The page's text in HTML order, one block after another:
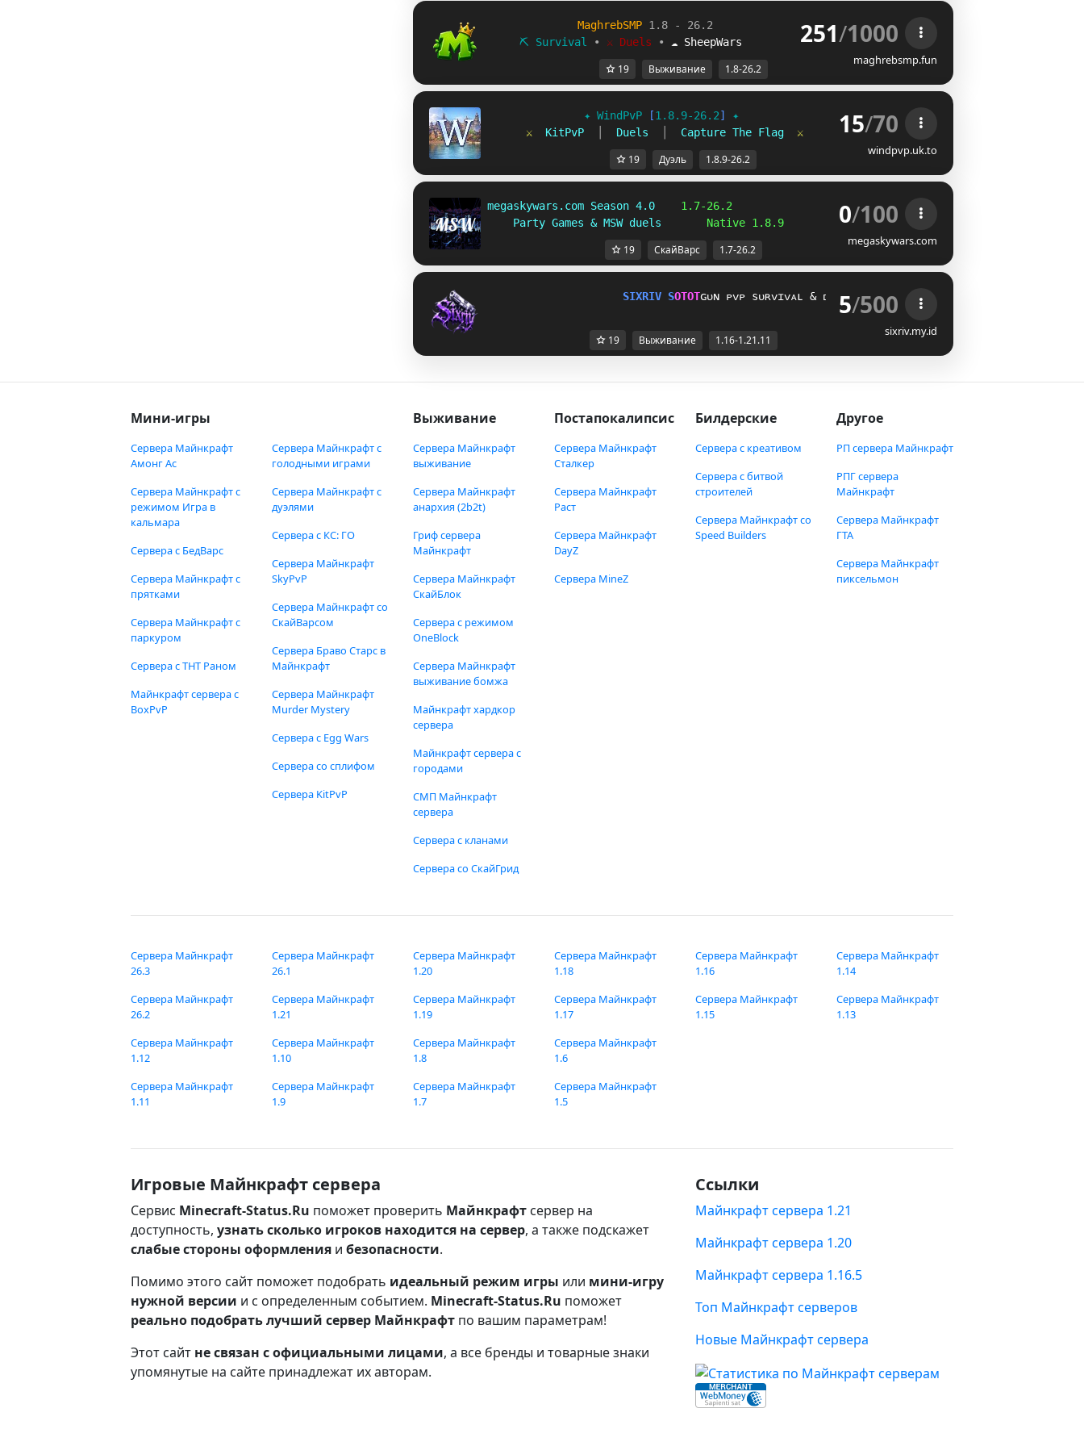
MaghrebSMP 1.8 - 26.2
⛏ Survival
∙ ⚔ Duels ∙ ☁ SheepWars 251/1000
maghrebsmp.fun
19 Выживание 1.8-26.2
✦ WindPvP [1.8.9-26.2] ✦
⚔ KitPvP Duels Capture The Flag ⚔ 15/70
windpvp.uk.to
19 Дуэль 1.8.9-26.2
megaskywars.com Season 4.0
1.7-26.2
Party Games & MSW duels Native 1.8.9 0/100
megaskywars.com
19 СкайВарс 1.7-26.2
SIXRIV SOTOTɢᴜɴ ᴘᴠᴘ sᴜʀᴠɪᴠᴀʟ & ᴅᴜᴇʟ[1.21.11 - 1.16]
5/500
sixriv.my.id
19 Выживание 1.16-1.21.11
Мини-игры
Сервера Майнкрафт
Амонг Ас
Сервера Майнкрафт с
режимом Игра в
кальмара
Сервера с БедВарс
Сервера Майнкрафт с
прятками
Сервера Майнкрафт с
паркуром
Сервера с ТНТ Раном
Майнкрафт сервера с
BoxPvP
Сервера Майнкрафт с
голодными играми
Сервера Майнкрафт с
дуэлями
Сервера с КС: ГО
Сервера Майнкрафт
SkyPvP
Сервера Майнкрафт со
СкайВарсом
Сервера Браво Старс в
Майнкрафт
Сервера Майнкрафт
Murder Mystery
Сервера с Egg Wars
Сервера со сплифом
Сервера KitPvP
Выживание
Сервера Майнкрафт
выживание
Сервера Майнкрафт
анархия (2b2t)
Гриф сервера
Майнкрафт
Сервера Майнкрафт
СкайБлок
Сервера с режимом
OneBlock
Сервера Майнкрафт
выживание бомжа
Майнкрафт хардкор
сервера
Майнкрафт сервера с
городами
СМП Майнкрафт
сервера
Сервера с кланами
Сервера со СкайГрид
Постапокалипсис
Сервера Майнкрафт
Сталкер
Сервера Майнкрафт
Раст
Сервера Майнкрафт
DayZ
Сервера MineZ
Билдерские
Сервера с креативом
Сервера с битвой
строителей
Сервера Майнкрафт со
Speed Builders
Другое
РП сервера Майнкрафт
РПГ сервера
Майнкрафт
Сервера Майнкрафт
ГТА
Сервера Майнкрафт
пиксельмон
Сервера Майнкрафт
26.3
Сервера Майнкрафт
26.2
Сервера Майнкрафт
26.1
Сервера Майнкрафт
1.21
Сервера Майнкрафт
1.20
Сервера Майнкрафт
1.19
Сервера Майнкрафт
1.18
Сервера Майнкрафт
1.17
Сервера Майнкрафт
1.16
Сервера Майнкрафт
1.15
Сервера Майнкрафт
1.14
Сервера Майнкрафт
1.13
Сервера Майнкрафт
1.12
Сервера Майнкрафт
1.11
Сервера Майнкрафт
1.10
Сервера Майнкрафт
1.9
Сервера Майнкрафт
1.8
Сервера Майнкрафт
1.7
Сервера Майнкрафт
1.6
Сервера Майнкрафт
1.5
Игровые Майнкрафт сервера
Сервис Minecraft-Status.Ru поможет проверить Майнкрафт сервер на
доступность, узнать сколько игроков находится на сервер, а также подскажет
слабые стороны оформления и безопасности.
Помимо этого сайт поможет подобрать идеальный режим игры или мини-игру
нужной версии и с определенным событием. Minecraft-Status.Ru поможет
реально подобрать лучший сервер Майнкрафт по вашим параметрам!
Этот сайт не связан с официальными лицами, а все бренды и товарные знаки
упомянутые на сайте принадлежат их авторам.
Ссылки
Майнкрафт сервера 1.21
Майнкрафт сервера 1.20
Майнкрафт сервера 1.16.5
Топ Майнкрафт серверов
Новые Майнкрафт сервера